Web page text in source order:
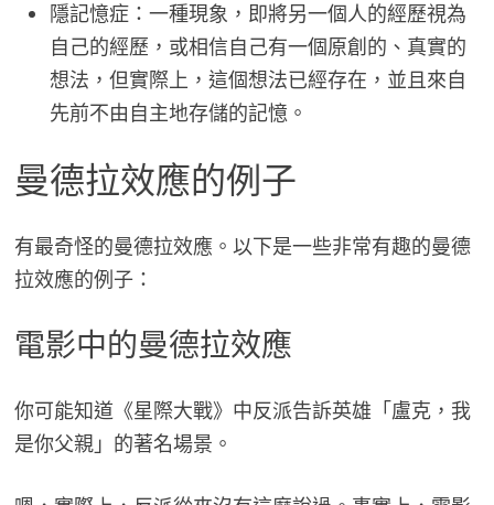
隱記憶症：一種現象，即將另一個人的經歷視為
自己的經歷，或相信自己有一個原創的、真實的
想法，但實際上，這個想法已經存在，並且來自
先前不由自主地存儲的記憶。
曼德拉效應的例子
有最奇怪的曼德拉效應。以下是一些非常有趣的曼德
拉效應的例子：
電影中的曼德拉效應
你可能知道《星際大戰》中反派告訴英雄「盧克，我
是你父親」的著名場景。